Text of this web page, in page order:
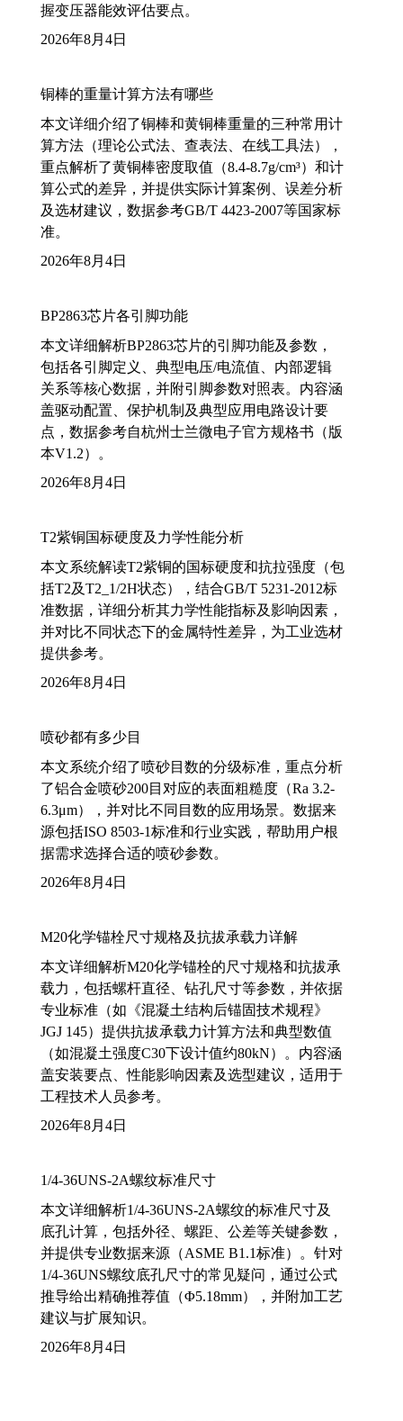
握变压器能效评估要点。
2026年8月4日
铜棒的重量计算方法有哪些
本文详细介绍了铜棒和黄铜棒重量的三种常用计
算方法（理论公式法、查表法、在线工具法），
重点解析了黄铜棒密度取值（8.4-8.7g/cm³）和计
算公式的差异，并提供实际计算案例、误差分析
及选材建议，数据参考GB/T 4423-2007等国家标
准。
2026年8月4日
BP2863芯片各引脚功能
本文详细解析BP2863芯片的引脚功能及参数，
包括各引脚定义、典型电压/电流值、内部逻辑
关系等核心数据，并附引脚参数对照表。内容涵
盖驱动配置、保护机制及典型应用电路设计要
点，数据参考自杭州士兰微电子官方规格书（版
本V1.2）。
2026年8月4日
T2紫铜国标硬度及力学性能分析
本文系统解读T2紫铜的国标硬度和抗拉强度（包
括T2及T2_1/2H状态），结合GB/T 5231-2012标
准数据，详细分析其力学性能指标及影响因素，
并对比不同状态下的金属特性差异，为工业选材
提供参考。
2026年8月4日
喷砂都有多少目
本文系统介绍了喷砂目数的分级标准，重点分析
了铝合金喷砂200目对应的表面粗糙度（Ra 3.2-
6.3μm），并对比不同目数的应用场景。数据来
源包括ISO 8503-1标准和行业实践，帮助用户根
据需求选择合适的喷砂参数。
2026年8月4日
M20化学锚栓尺寸规格及抗拔承载力详解
本文详细解析M20化学锚栓的尺寸规格和抗拔承
载力，包括螺杆直径、钻孔尺寸等参数，并依据
专业标准（如《混凝土结构后锚固技术规程》
JGJ 145）提供抗拔承载力计算方法和典型数值
（如混凝土强度C30下设计值约80kN）。内容涵
盖安装要点、性能影响因素及选型建议，适用于
工程技术人员参考。
2026年8月4日
1/4-36UNS-2A螺纹标准尺寸
本文详细解析1/4-36UNS-2A螺纹的标准尺寸及
底孔计算，包括外径、螺距、公差等关键参数，
并提供专业数据来源（ASME B1.1标准）。针对
1/4-36UNS螺纹底孔尺寸的常见疑问，通过公式
推导给出精确推荐值（Φ5.18mm），并附加工艺
建议与扩展知识。
2026年8月4日